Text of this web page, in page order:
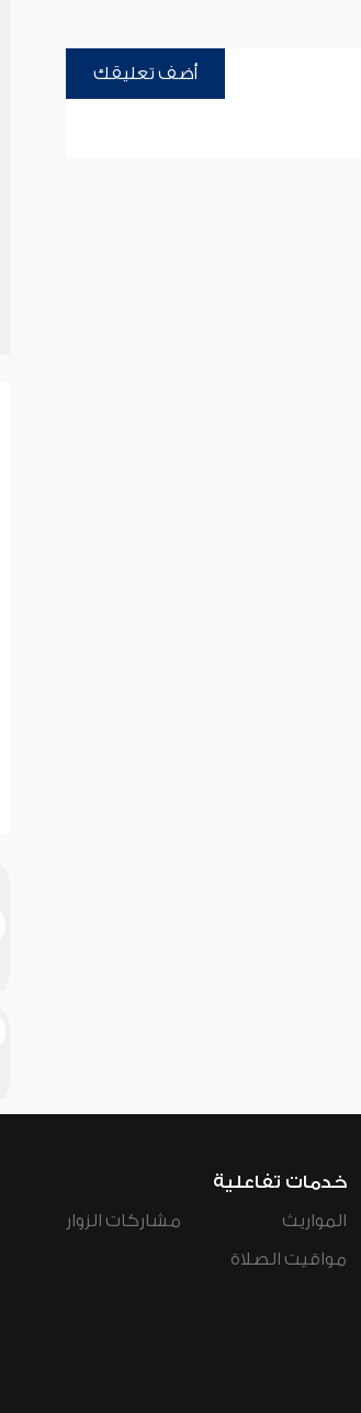
أضف تعليقك
خدمات تفاعلية
المواريث
مواقيت الصلاة
مشاركات الزوار